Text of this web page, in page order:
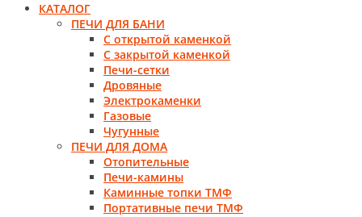
КАТАЛОГ
ПЕЧИ ДЛЯ БАНИ
С открытой каменкой
С закрытой каменкой
Печи-сетки
Дровяные
Электрокаменки
Газовые
Чугунные
ПЕЧИ ДЛЯ ДОМА
Отопительные
Печи-камины
Каминные топки ТМФ
Портативные печи ТМФ